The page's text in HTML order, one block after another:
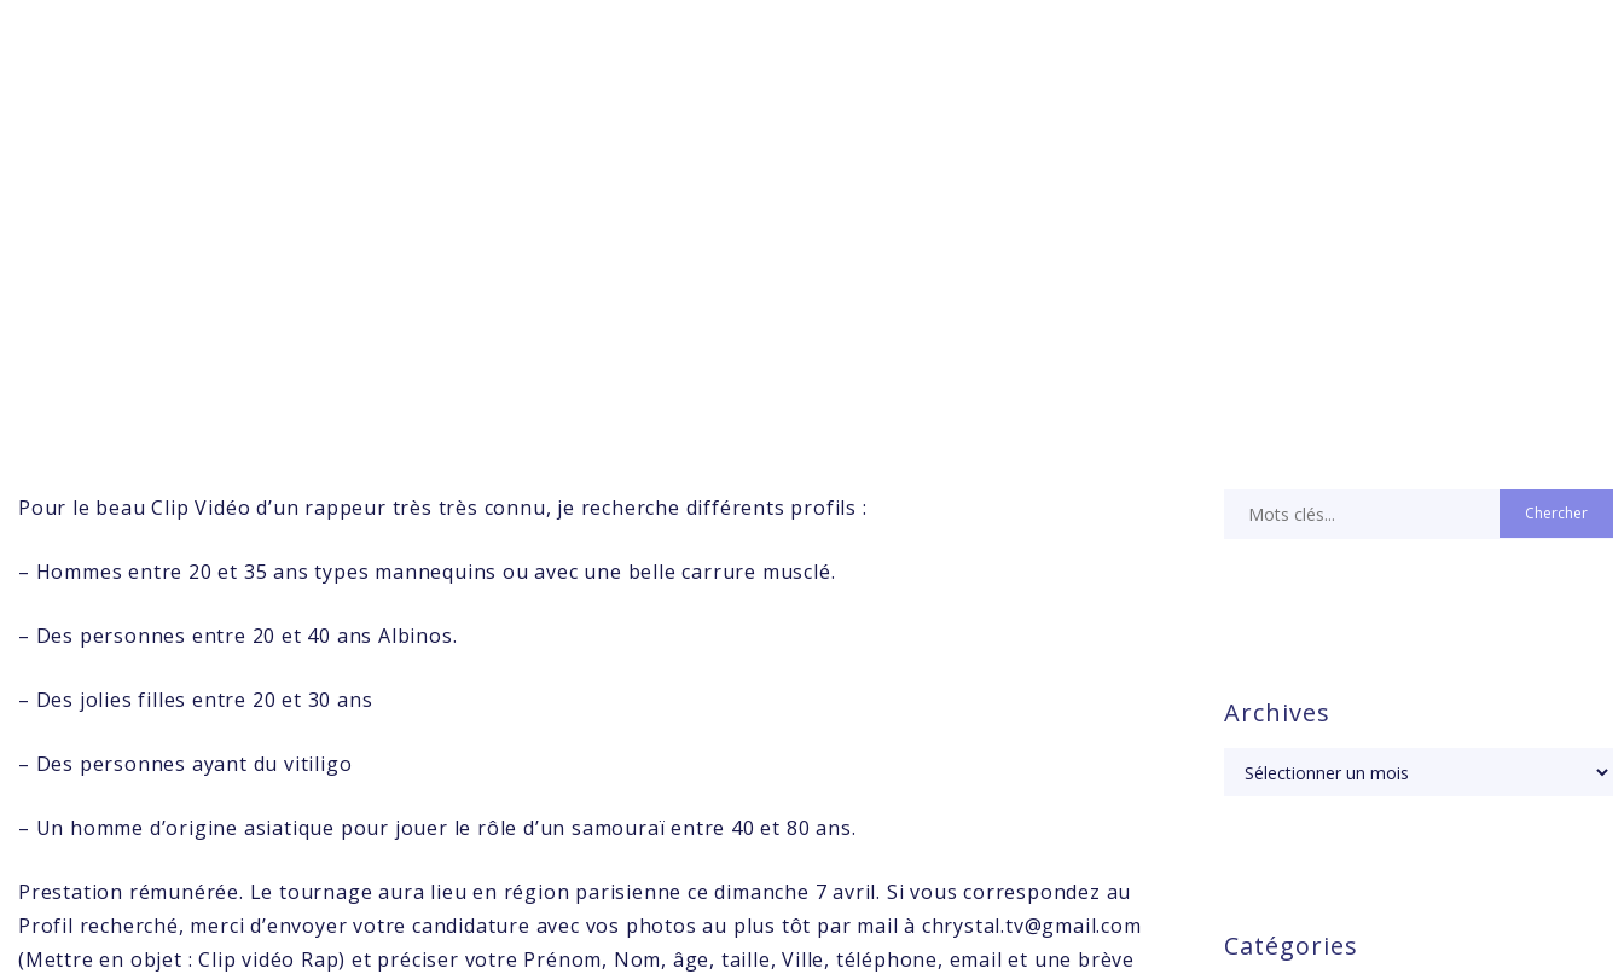
Pour le beau Clip Vidéo d’un rappeur très très connu, je recherche différents profils :
– Hommes entre 20 et 35 ans types mannequins ou avec une belle carrure musclé.
– Des personnes entre 20 et 40 ans Albinos.
– Des jolies filles entre 20 et 30 ans
– Des personnes ayant du vitiligo
– Un homme d’origine asiatique pour jouer le rôle d’un samouraï entre 40 et 80 ans.
Prestation rémunérée. Le tournage aura lieu en région parisienne ce dimanche 7 avril. Si vous correspondez au
Profil recherché, merci d’envoyer votre candidature avec vos photos au plus tôt par mail à chrystal.tv@gmail.com
(Mettre en objet : Clip vidéo Rap) et préciser votre Prénom, Nom, âge, taille, Ville, téléphone, email et une brève
Archives
Catégories